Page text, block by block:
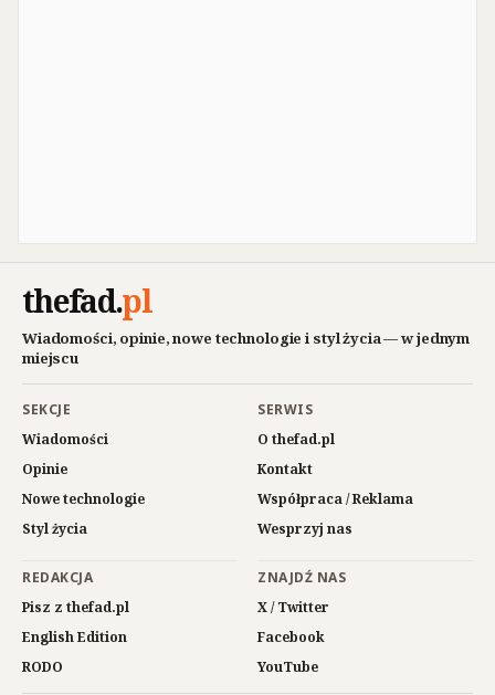
thefad.pl
Wiadomości, opinie, nowe technologie i styl życia — w jednym
miejscu
SEKCJE
Wiadomości
Opinie
Nowe technologie
Styl życia
SERWIS
O thefad.pl
Kontakt
Współpraca / Reklama
Wesprzyj nas
REDAKCJA
Pisz z thefad.pl
English Edition
RODO
ZNAJDŹ NAS
X / Twitter
Facebook
YouTube